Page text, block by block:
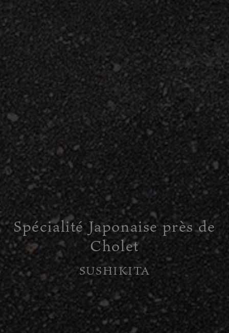
Spécialité Japonaise près de
Cholet
SUSHIKITA